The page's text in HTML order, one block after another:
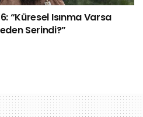
“Küresel Isınma Varsa
Serindi?”